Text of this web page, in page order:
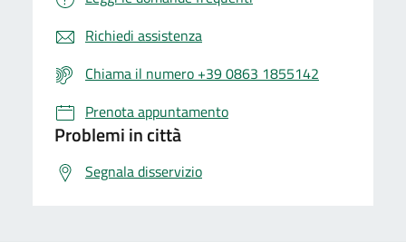
Richiedi assistenza
Chiama il numero +39 0863 1855142
Prenota appuntamento
Problemi in città
Segnala disservizio